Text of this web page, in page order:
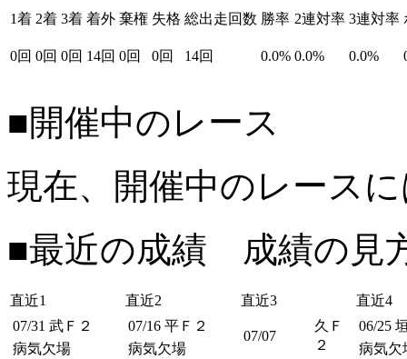
1着 2着 3着 着外 棄権 失格 総出走回数 勝率 2連対率 3連対率
0回 0回 0回 14回 0回 0回 14回 0.0% 0.0% 0.0%
■開催中のレース
現在、開催中のレース
■最近の成績 成績の見
直近1 直近2 直近3
直近4
07/31 武Ｆ２
病気欠場
07/16 平Ｆ２
病気欠場
07/07
久Ｆ
２
06/25
病気欠